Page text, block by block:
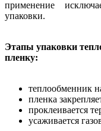
применение
упаковки.
Этапы упаковки
пленку:
теплообменник
пленка
проклеивается
усаживается